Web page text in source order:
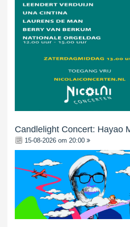
Candlelight Concert: Hayao
15-08-2026 om 20:00